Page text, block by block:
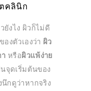
คลินิก
ง ผิวก็ไม่ดี
งตัวเองว่า ผิว
หรือผิวแพ้ง่าย
จุดเริ่มต้นของ
กดูว่าหากจริง